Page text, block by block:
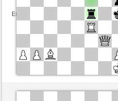
Esta partida es por puntos
Negras
Tokaido (1199) (-6)